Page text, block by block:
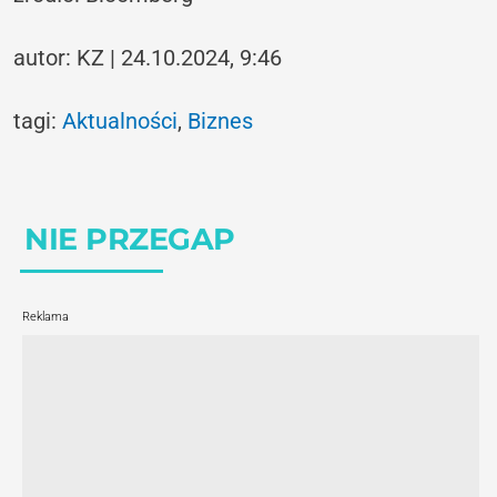
autor: KZ | 24.10.2024, 9:46
tagi:Aktualności, Biznes
NIE PRZEGAP
Reklama